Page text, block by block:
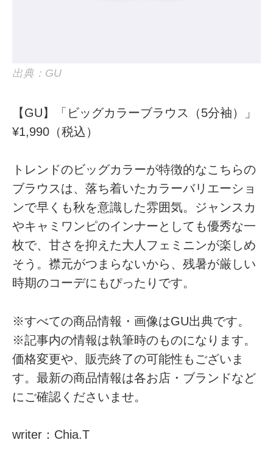
出典：GU
【GU】「ビッグカラーブラウス（5分袖）」
¥1,990（税込）
トレンドのビッグカラーが特徴的なこちらの
ブラウスは、落ち着いたカラーバリエーショ
ンで早くも秋を意識した雰囲気。ジャンスカ
やキャミワンピのインナーとしても優秀な一
枚で、甘さを抑えた大人フェミニンが楽しめ
そう。襟元がつまらないから、残暑が厳しい
時期のコーデにもぴったりです。
※すべての商品情報・画像はGU出典です。
※記事内の情報は執筆時のものになります。
価格変更や、販売終了の可能性もございま
す。最新の商品情報は各お店・ブランドなど
にご確認くださいませ。
writer：Chia.T